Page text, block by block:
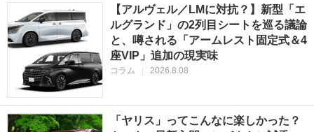
【アルヴェル／LMに対抗？】新型「エ
ルグランド」の2列目シートを巡る議論
と、噂される「アームレスト固定式＆4
座VIP」追加の現実味
コラム 2026.8.08
「ヤリス」ってこんなに楽しかった？